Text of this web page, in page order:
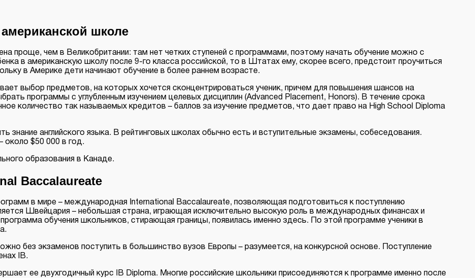
школе
проще, чем в Великобритании: там нет четких ступеней с программами, поэтому начать обучение можно с
в американскую школу после 9-го класса российской, то в Штатах ему, скорее всего, предстоит проучиться
в Америке дети начинают обучение в более раннем возрасте.
выбор предметов, на которых хочется сконцентрироваться ученик, причем для повышения шансов на
программы с углубленным изучением целевых дисциплин (Advanced Placement, Honors). В течение срока
количество так называемых кредитов – баллов за изучение предметов, что дает право на High School Diploma
знание английского языка. В рейтинговых школах обычно есть и вступительные экзамены, собеседования.
около $50 000 в год.
образования в Канаде.
Baccalaureate
в мире – международная International Baccalaureate, позволяющая подготовиться к поступлению
Швейцария – небольшая страна, играющая исключительно высокую роль в международных финансах и
обучения школьников, стирающая границы, появилась именно здесь. По этой программе ученики в
без экзаменов поступить в большинство вузов Европы – разумеется, на конкурсной основе. Поступление
IB.
ее двухгодичный курс IB Diploma. Многие российские школьники присоединяются к программе именно после